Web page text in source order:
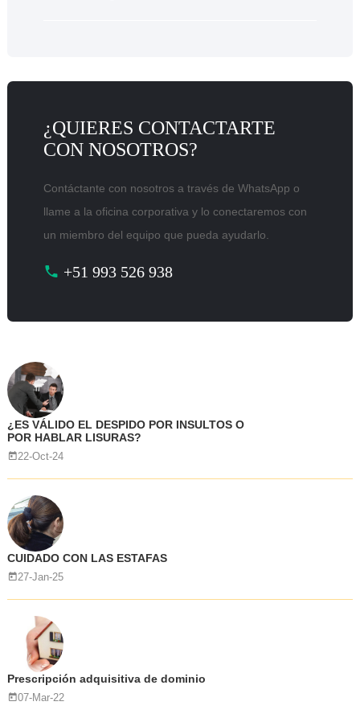
¿QUIERES CONTACTARTE
CON NOSOTROS?
Contáctante con nosotros a través de WhatsApp o
llame a la oficina corporativa y lo conectaremos con
un miembro del equipo que pueda ayudarlo.
+51 993 526 938
¿ES VÁLIDO EL DESPIDO POR INSULTOS O
POR HABLAR LISURAS?
22-Oct-24
CUIDADO CON LAS ESTAFAS
27-Jan-25
Prescripción adquisitiva de dominio
07-Mar-22